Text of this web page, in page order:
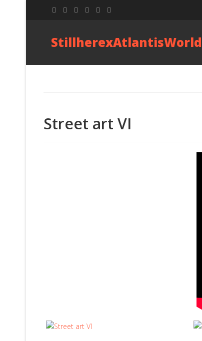
StillherexAtlantisWorld
Street art VI